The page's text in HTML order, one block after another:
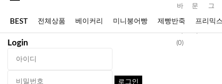
바
구
(0)
문
조
그
인
BEST 전체상품 베이커리 미니붕어빵 제빵반죽 프리믹
할인상품
Login